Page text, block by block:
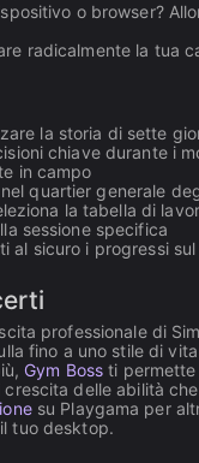
o browser?
radicalmente la tua
la storia di sette
chiave durante i
in campo
quartier generale
la tabella di
sessione specifica
al sicuro i progressi
professionale di
fino a uno stile di
Gym Boss ti
delle abilità
su Playgama per
tuo desktop.